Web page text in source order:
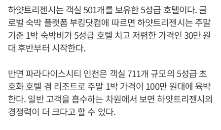
하얏트리젠시는 객실 501개를 보유한 5성급 호텔이다. 글
로벌 숙박 플랫폼 부킹닷컴에 따르면 하얏트리젠시는 주말
기준 1박 숙박비가 5성급 호텔 치고 저렴한 가격인 30만 원
대 후반부터 시작한다.
반면 파라다이스시티 인천은 객실 711개 규모의 5성급 초
호화 호텔 겸 리조트로 주말 1박 가격이 100만 원대에 육박
한다. 일반 고객을 흡수하는 차원에서 보면 하얏트리젠시의
경쟁력이 더 크다고 할 수 있다.